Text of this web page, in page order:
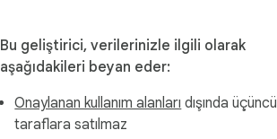
Bu geliştirici, verilerinizle ilgili olarak
aşağıdakileri beyan eder:
Onaylanan kullanım alanları dışında üçüncü
taraflara satılmaz